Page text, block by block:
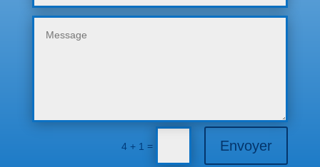
4 + 1 = Envoyer